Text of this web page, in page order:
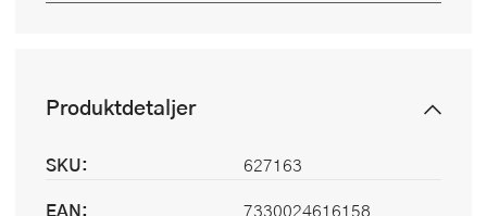
Produktdetaljer
SKU:
627163
EAN:
7330024616158